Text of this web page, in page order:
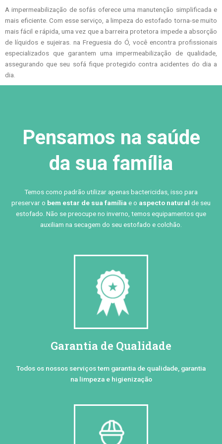
A impermeabilização de sofás oferece uma manutenção simplificada e
mais eficiente. Com esse serviço, a limpeza do estofado torna-se muito
mais fácil e rápida, uma vez que a barreira protetora impede a absorção
de líquidos e sujeiras. na Freguesia do Ó, você encontra profissionais
especializados que garantem uma impermeabilização de qualidade,
assegurando que seu sofá fique protegido contra acidentes do dia a
dia.
Pensamos na saúde
da sua família
Temos como padrão utilizar apenas bactericidas, isso para
preservar o bem estar de sua família e o aspecto natural de seu
estofado. Não se preocupe no inverno, temos equipamentos que
auxiliam na secagem do seu estofado e colchão.
Garantia de Qualidade
Todos os nossos serviços tem garantia de qualidade, garantia
na limpeza e higienização